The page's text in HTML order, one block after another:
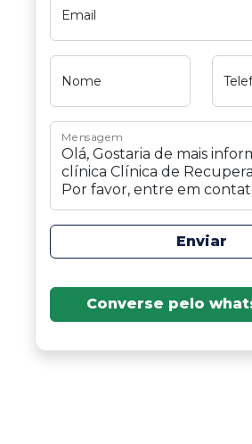
Email
Nome
Mensagem
Enviar
Converse pelo